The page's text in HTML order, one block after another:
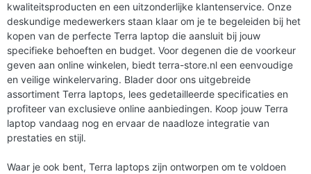
kwaliteitsproducten en een uitzonderlijke klantenservice. Onze
deskundige medewerkers staan klaar om je te begeleiden bij het
kopen van de perfecte Terra laptop die aansluit bij jouw
specifieke behoeften en budget. Voor degenen die de voorkeur
geven aan online winkelen, biedt terra-store.nl een eenvoudige
en veilige winkelervaring. Blader door ons uitgebreide
assortiment Terra laptops, lees gedetailleerde specificaties en
profiteer van exclusieve online aanbiedingen. Koop jouw Terra
laptop vandaag nog en ervaar de naadloze integratie van
prestaties en stijl.
Waar je ook bent, Terra laptops zijn ontworpen om te voldoen